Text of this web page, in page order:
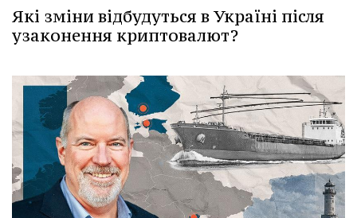
Які зміни відбудуться в Україні після
узаконення криптовалют?